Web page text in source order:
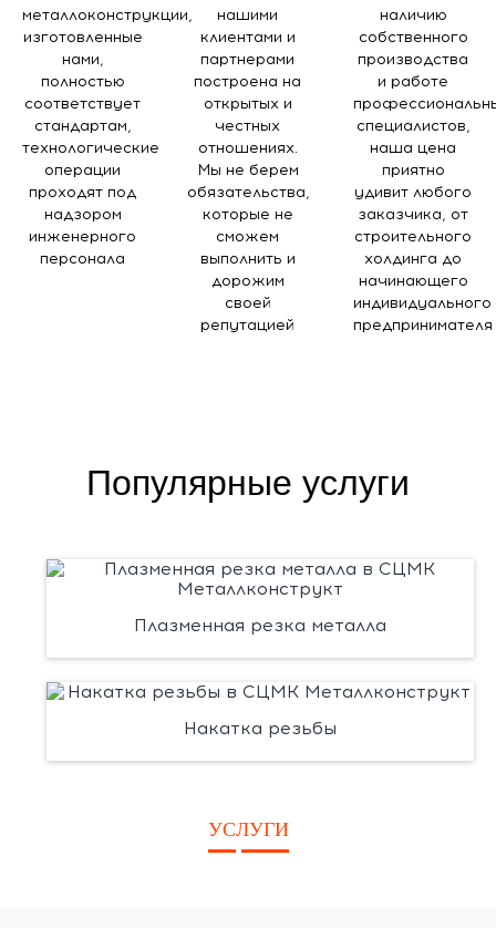
металлоконструкции,
изготовленные
нами,
полностью
соответствует
стандартам,
технологические
операции
проходят под
надзором
инженерного
персонала
нашими
клиентами и
партнерами
построена на
открытых и
честных
отношениях.
Мы не берем
обязательства,
которые не
сможем
выполнить и
дорожим
своей
репутацией
наличию
собственного
производства
и работе
специалистов,
наша цена
приятно
удивит любого
заказчика, от
строительного
холдинга до
начинающего
индивидуального
предпринимателя
Популярные услуги
Плазменная резка металла
Накатка резьбы
УСЛУГИ